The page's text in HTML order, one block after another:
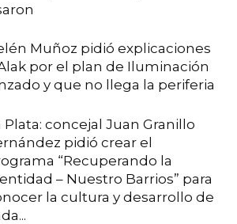
Muñoz pidió explicaciones
por el plan de Iluminación
y que no llega la periferia
Plata: concejal Juan Granillo
pidió crear el
“Recuperando la
– Nuestro Barrios” para
la cultura y desarrollo de